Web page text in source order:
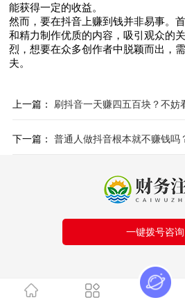
能获得一定的收益。
然而，要在抖音上赚到钱并非易事。
和精力制作优质的内容，吸引观众的
烈，想要在众多创作者中脱颖而出，
夫。
上一篇： 刷抖音一天赚四五百块？不妨
下一篇： 普通人做抖音根本就不赚钱吗
一键拨号咨询